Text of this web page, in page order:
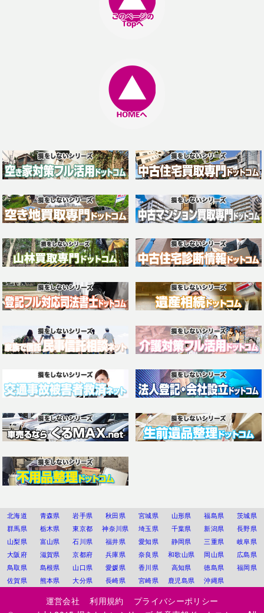
北海道 青森県 岩手県 秋田県 宮城県 山形県 福島県
茨城県
群馬県
栃木県 東京都 神奈川県 埼玉県 千葉県 新潟県
長野県
山梨県
富山県 石川県 福井県 愛知県 静岡県 三重県
岐阜県
大阪府
滋賀県 京都府 兵庫県 奈良県 和歌山県 岡山県
広島県
鳥取県
島根県 山口県 愛媛県 香川県 高知県 徳島県
福岡県
佐賀県
熊本県 大分県 長崎県 宮崎県 鹿児島県 沖縄県
運営会社 利用規約
プライバシーポリシー